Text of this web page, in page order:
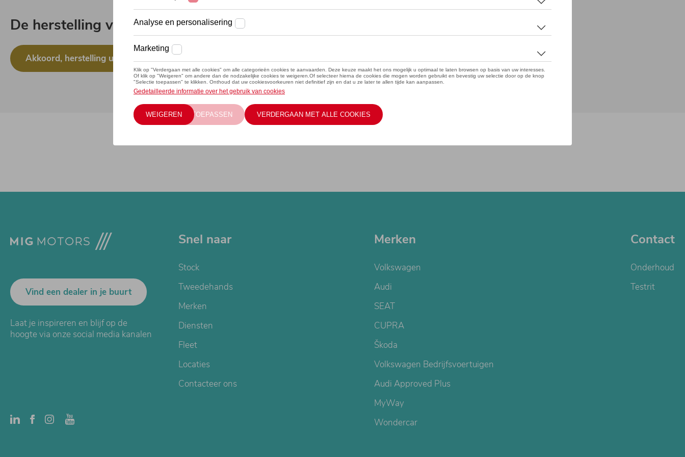
De herstelling van uw voertuig zal echter doorgaan bij
Akkoord, herstelling uitvoeren bij Wondercar Lievegem
Vind een dealer in je buurt
Laat je inspireren en blijf op de
hoogte via onze social media kanalen
Snel naar
Stock
Tweedehands
Merken
Diensten
Fleet
Locaties
Contacteer ons
Merken
Volkswagen
Audi
SEAT
CUPRA
Škoda
Volkswagen Bedrijfsvoertuigen
Audi Approved Plus
MyWay
Wondercar
Contact
Onderhoud
Testrit